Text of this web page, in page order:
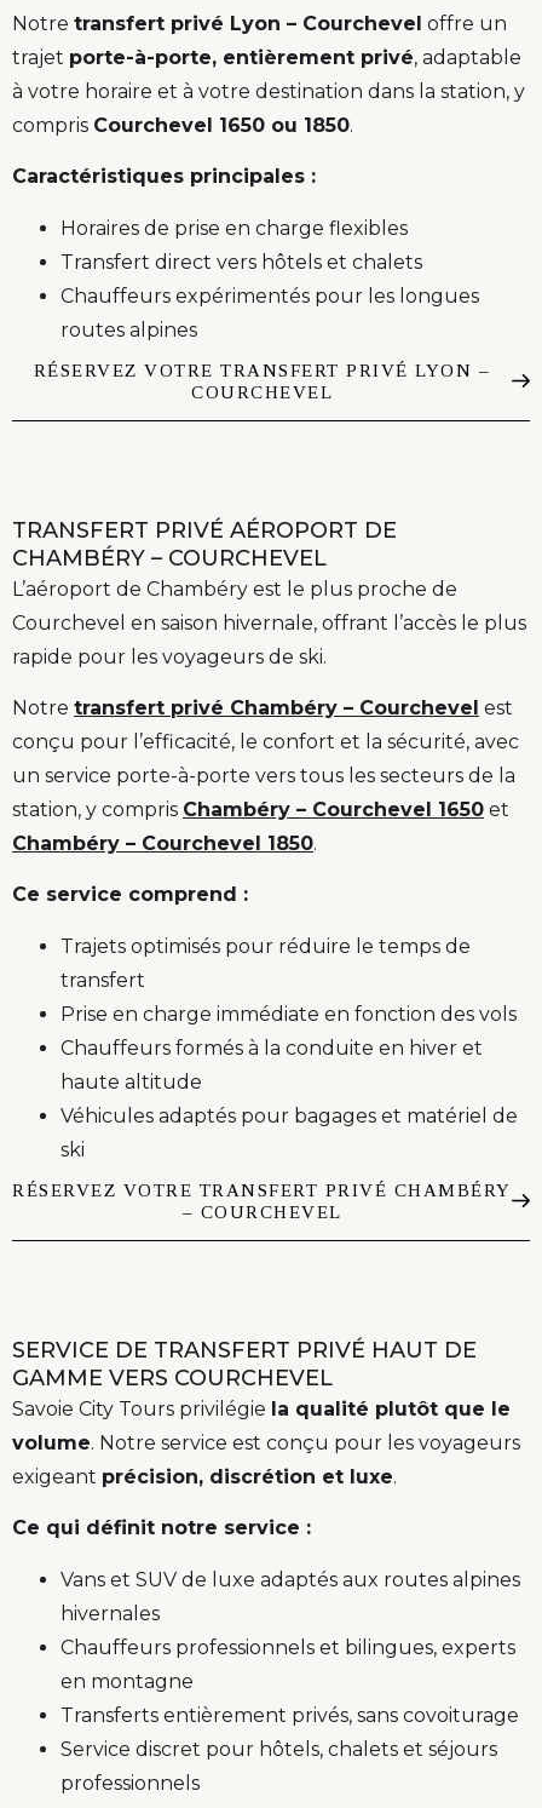
Notre transfert privé Lyon – Courchevel offre un
trajet porte-à-porte, entièrement privé, adaptable
à votre horaire et à votre destination dans la station, y
compris Courchevel 1650 ou 1850.
Caractéristiques principales :
Horaires de prise en charge flexibles
Transfert direct vers hôtels et chalets
Chauffeurs expérimentés pour les longues
routes alpines
RÉSERVEZ VOTRE TRANSFERT PRIVÉ LYON –
COURCHEVEL
TRANSFERT PRIVÉ AÉROPORT DE
CHAMBÉRY – COURCHEVEL
L’aéroport de Chambéry est le plus proche de
Courchevel en saison hivernale, offrant l’accès le plus
rapide pour les voyageurs de ski.
Notre transfert privé Chambéry – Courchevel est
conçu pour l’efficacité, le confort et la sécurité, avec
un service porte-à-porte vers tous les secteurs de la
station, y compris Chambéry – Courchevel 1650 et
Chambéry – Courchevel 1850.
Ce service comprend :
Trajets optimisés pour réduire le temps de
transfert
Prise en charge immédiate en fonction des vols
Chauffeurs formés à la conduite en hiver et
haute altitude
Véhicules adaptés pour bagages et matériel de
ski
RÉSERVEZ VOTRE TRANSFERT PRIVÉ CHAMBÉRY
– COURCHEVEL
SERVICE DE TRANSFERT PRIVÉ HAUT DE
GAMME VERS COURCHEVEL
Savoie City Tours privilégie la qualité plutôt que le
volume. Notre service est conçu pour les voyageurs
exigeant précision, discrétion et luxe.
Ce qui définit notre service :
Vans et SUV de luxe adaptés aux routes alpines
hivernales
Chauffeurs professionnels et bilingues, experts
en montagne
Transferts entièrement privés, sans covoiturage
Service discret pour hôtels, chalets et séjours
professionnels